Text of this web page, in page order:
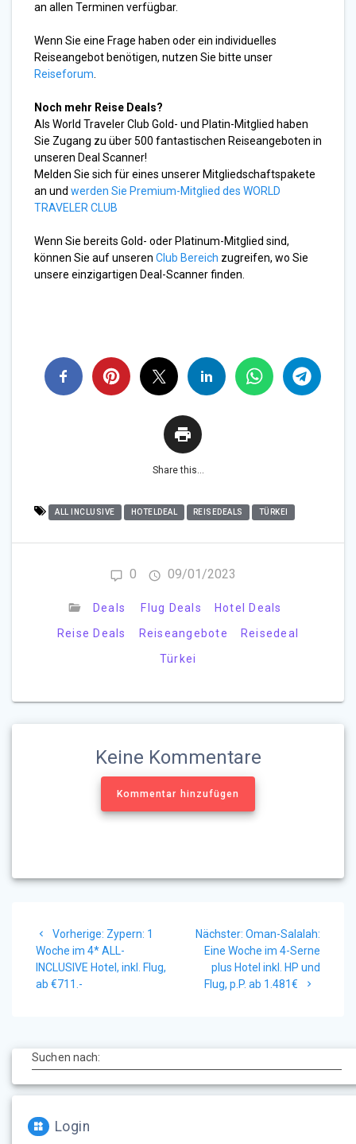
an allen Terminen verfügbar.
Wenn Sie eine Frage haben oder ein individuelles
Reiseangebot benötigen, nutzen Sie bitte unser
Reiseforum.
Noch mehr Reise Deals?
Als World Traveler Club Gold- und Platin-Mitglied haben
Sie Zugang zu über 500 fantastischen Reiseangeboten in
unseren Deal Scanner!
Melden Sie sich für eines unserer Mitgliedschaftspakete
an und werden Sie Premium-Mitglied des WORLD
TRAVELER CLUB
Wenn Sie bereits Gold- oder Platinum-Mitglied sind,
können Sie auf unseren Club Bereich zugreifen, wo Sie
unsere einzigartigen Deal-Scanner finden.
Share this...
ALL INCLUSIVE HOTELDEAL REISEDEALS TÜRKEI
0 09/01/2023
Deals Flug Deals
Hotel Deals
Reise Deals
Reiseangebote
Reisedeal
Türkei
Keine Kommentare
Kommentar hinzufügen
Vorherige: Vorheriger
Beitrag:
Zypern: 1
Woche im 4* ALL-
INCLUSIVE Hotel, inkl. Flug,
ab €711.-
Nächster: Nächster
Beitrag:
Oman-Salalah:
Eine Woche im 4-Serne
plus Hotel inkl. HP und
Flug, p.P. ab 1.481€
Suchen nach:
Login